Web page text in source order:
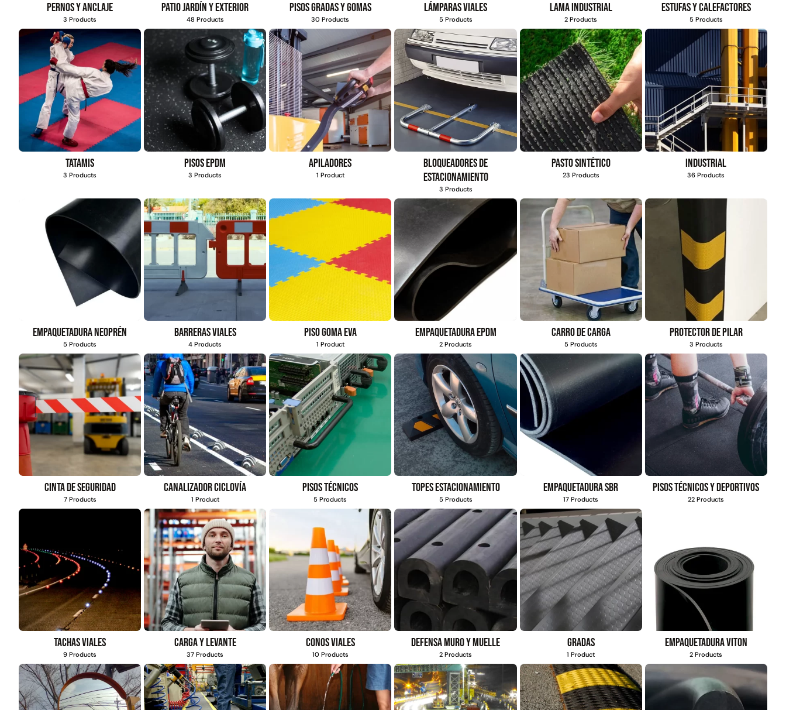
Pernos y anclaje
3 Products
Patio jardín y exterior
48 Products
Pisos gradas y gomas
30 Products
Lámparas viales
5 Products
Lama industrial
2 Products
Estufas y calefactores
5 Products
Tatamis
3 Products
Pisos EPDM
3 Products
Apiladores
1 Product
Bloqueadores de
estacionamiento
3 Products
Pasto sintético
23 Products
Industrial
36 Products
Empaquetadura Neoprén
5 Products
Barreras viales
4 Products
Piso goma eva
1 Product
Empaquetadura EPDM
2 Products
Carro de carga
5 Products
Protector de pilar
3 Products
Cinta de seguridad
7 Products
Canalizador ciclovía
1 Product
Pisos técnicos
5 Products
Topes estacionamiento
5 Products
Empaquetadura SBR
17 Products
Pisos técnicos y deportivos
22 Products
Tachas viales
9 Products
Carga y levante
37 Products
Conos viales
10 Products
Defensa muro y muelle
2 Products
Gradas
1 Product
Empaquetadura Viton
2 Products